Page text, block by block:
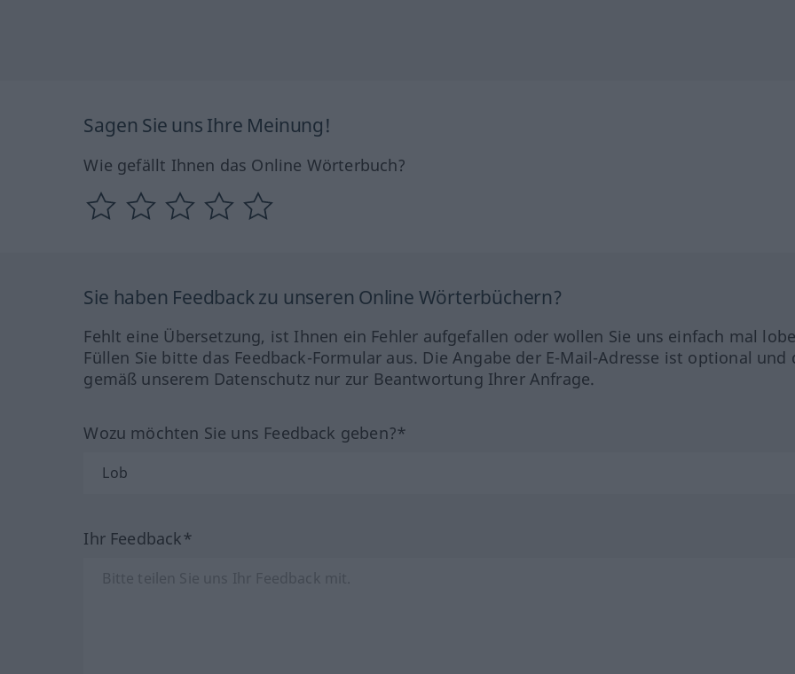
Sagen Sie uns Ihre Meinung!
Wie gefällt Ihnen das Online Wörterbuch?
Sie haben Feedback zu unseren Online Wörterbüchern?
Fehlt eine Übersetzung, ist Ihnen ein Fehler aufgefallen oder wollen Sie uns einfach mal
Füllen Sie bitte das Feedback-Formular aus. Die Angabe der E-Mail-Adresse ist optional und
gemäß unserem Datenschutz nur zur Beantwortung Ihrer Anfrage.
Wozu möchten Sie uns Feedback geben?*
Ihr Feedback*